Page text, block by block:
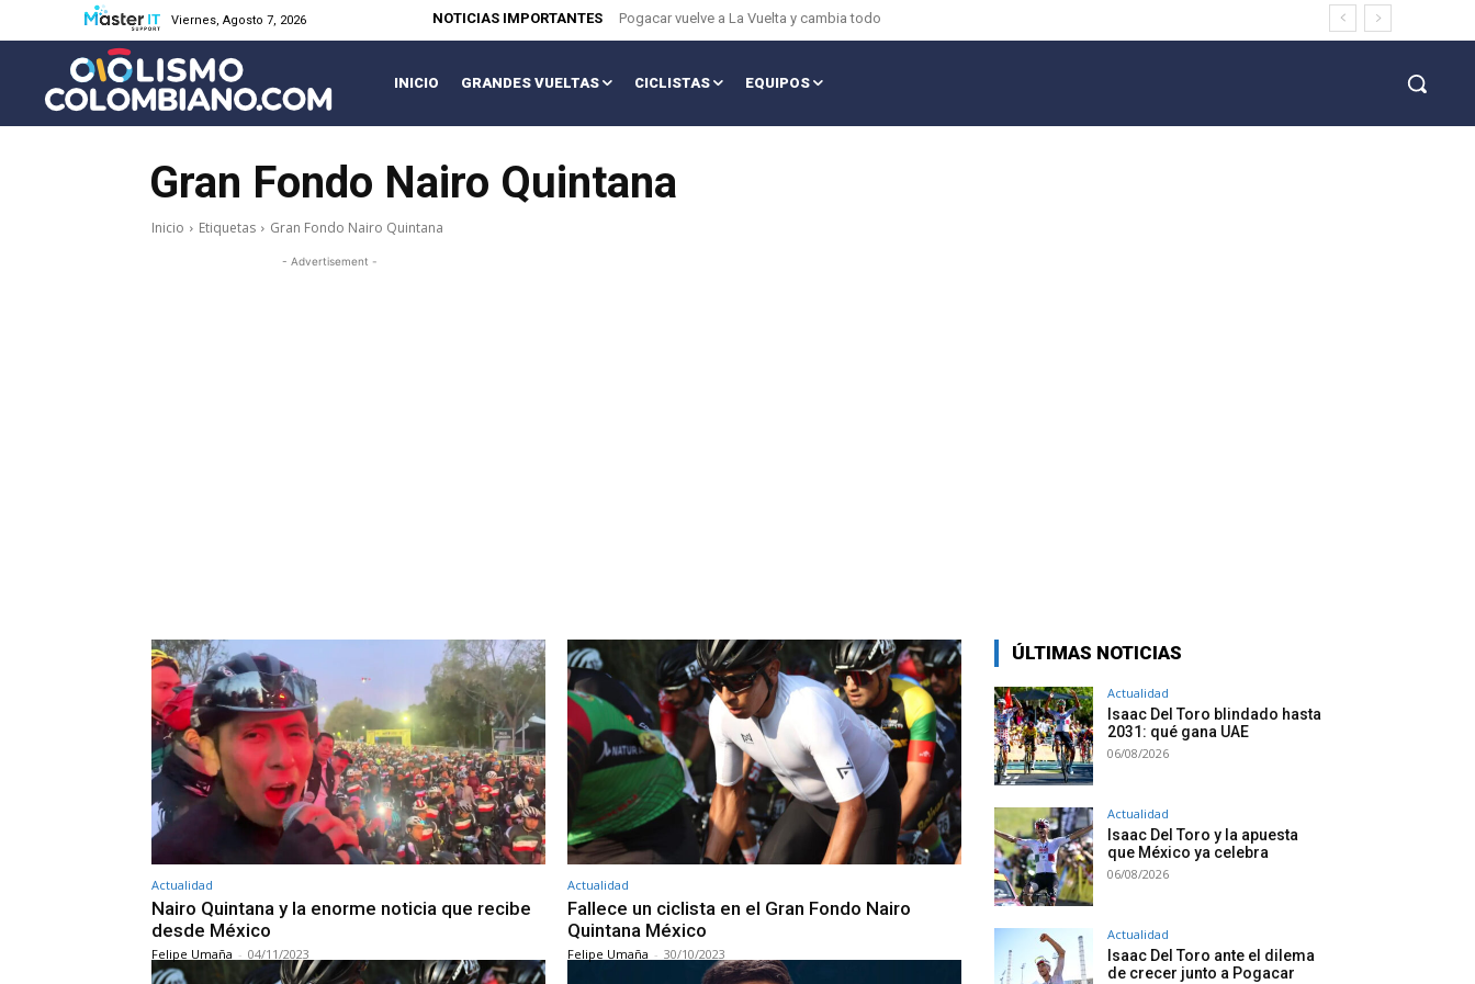
Viernes, Agosto 7, 2026 NOTICIAS IMPORTANTES Pogacar vuelve a La Vuelta y cambia todo
INICIO GRANDES VUELTAS CICLISTAS EQUIPOS
Gran Fondo Nairo Quintana
Inicio Etiquetas Gran Fondo Nairo Quintana
- Advertisement -
Actualidad
Nairo Quintana y la enorme noticia que recibe
desde México
Felipe Umaña - 04/11/2023
Actualidad
Fallece un ciclista en el Gran Fondo Nairo
Quintana México
Felipe Umaña - 30/10/2023
ÚLTIMAS NOTICIAS
Actualidad
Isaac Del Toro blindado hasta
2031: qué gana UAE
06/08/2026
Actualidad
Isaac Del Toro y la apuesta
que México ya celebra
06/08/2026
Actualidad
Isaac Del Toro ante el dilema
de crecer junto a Pogacar